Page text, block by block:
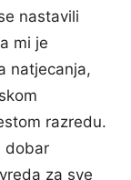
nastavili
mi je
natjecanja,
razredu.
dobar
za sve